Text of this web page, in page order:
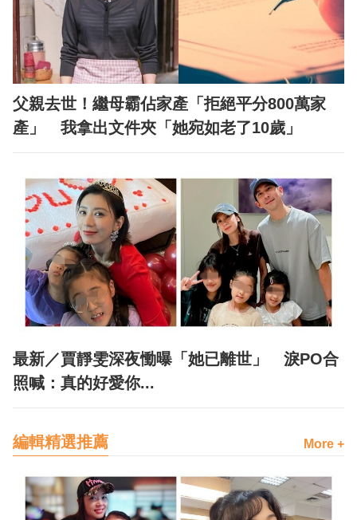
父親去世！繼母霸佔家產「拒絕平分800萬家
產」 我拿出文件夾「她宛如老了10歲」
最新／賈靜雯深夜慟曝「她已離世」 淚PO合
照喊：真的好愛你...
編輯精選推薦 More +